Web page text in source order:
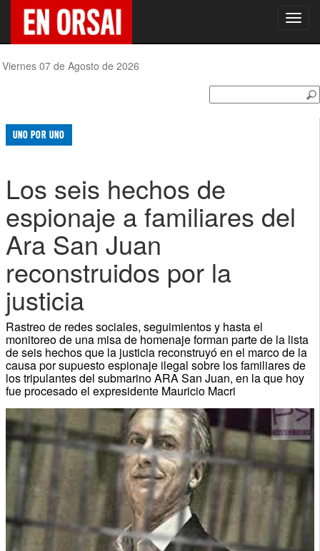
Viernes 07 de Agosto de 2026
UNO POR UNO
Los seis hechos de
espionaje a familiares del
Ara San Juan
reconstruidos por la
justicia
Rastreo de redes sociales, seguimientos y hasta el
monitoreo de una misa de homenaje forman parte de la lista
de seis hechos que la justicia reconstruyó en el marco de la
causa por supuesto espionaje ilegal sobre los familiares de
los tripulantes del submarino ARA San Juan, en la que hoy
fue procesado el expresidente Mauricio Macri